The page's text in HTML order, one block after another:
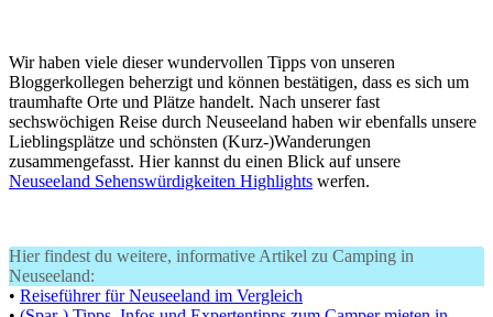
Wir haben viele dieser wundervollen Tipps von unseren
Bloggerkollegen beherzigt und können bestätigen, dass es sich um
traumhafte Orte und Plätze handelt. Nach unserer fast
sechswöchigen Reise durch Neuseeland haben wir ebenfalls unsere
Lieblingsplätze und schönsten (Kurz-)Wanderungen
zusammengefasst. Hier kannst du einen Blick auf unsere
Neuseeland Sehenswürdigkeiten Highlights werfen.
Hier findest du weitere, informative Artikel zu Camping in
Neuseeland:
• Reiseführer für Neuseeland im Vergleich